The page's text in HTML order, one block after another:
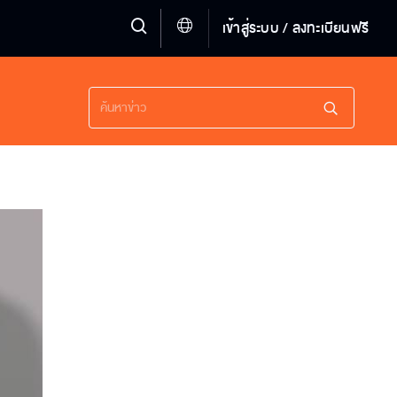
เข้าสู่ระบบ / ลงทะเบียนฟรี